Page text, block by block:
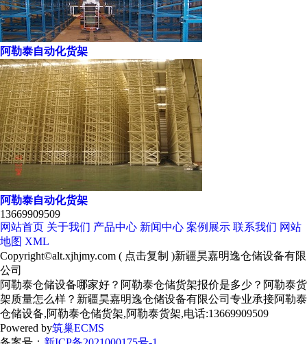
阿勒泰自动化货架
阿勒泰自动化货架
13669909509
网站首页 关于我们 产品中心 新闻中心 案例展示 联系我们 网站
地图 XML
Copyright©alt.xjhjmy.com ( 点击复制 )新疆昊嘉明逸仓储设备有限
公司
阿勒泰仓储设备哪家好？阿勒泰仓储货架报价是多少？阿勒泰货
架质量怎么样？新疆昊嘉明逸仓储设备有限公司专业承接阿勒泰
仓储设备,阿勒泰仓储货架,阿勒泰货架,电话:13669909509
Powered by筑巢ECMS